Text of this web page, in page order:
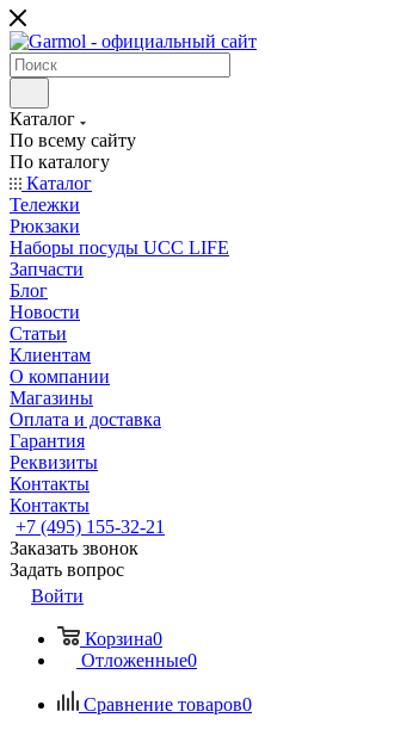
Каталог
По всему сайту
По каталогу
Каталог
Тележки
Рюкзаки
Наборы посуды UCC LIFE
Запчасти
Блог
Новости
Статьи
Клиентам
О компании
Магазины
Оплата и доставка
Гарантия
Реквизиты
Контакты
Контакты
+7 (495) 155-32-21
Заказать звонок
Задать вопрос
Войти
Корзина0
Отложенные0
Сравнение товаров0